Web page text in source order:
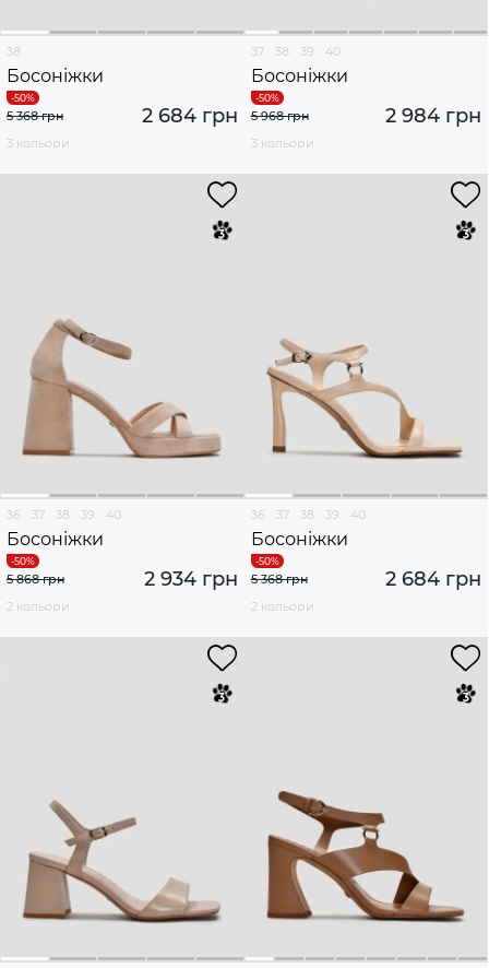
38
Босоніжки
2 684 грн
5 368 грн
3 кольори
37 38 39 40
Босоніжки
2 984 грн
5 968 грн
3 кольори
36 37 38 39 40
Босоніжки
2 934 грн
5 868 грн
2 кольори
36 37 38 39 40
Босоніжки
2 684 грн
5 368 грн
2 кольори